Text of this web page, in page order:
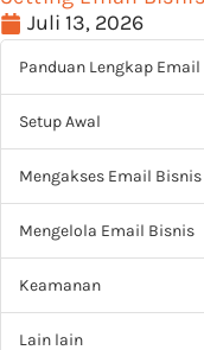
Juli 13, 2026
Panduan Lengkap
Setup Awal
Mengakses Email Bisnis
Mengelola Email Bisnis
Keamanan
Lain lain